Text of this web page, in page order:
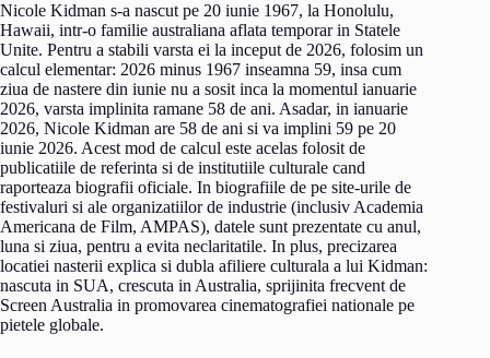
Nicole Kidman s-a nascut pe 20 iunie 1967, la Honolulu,
Hawaii, intr-o familie australiana aflata temporar in Statele
Unite. Pentru a stabili varsta ei la inceput de 2026, folosim un
calcul elementar: 2026 minus 1967 inseamna 59, insa cum
ziua de nastere din iunie nu a sosit inca la momentul ianuarie
2026, varsta implinita ramane 58 de ani. Asadar, in ianuarie
2026, Nicole Kidman are 58 de ani si va implini 59 pe 20
iunie 2026. Acest mod de calcul este acelas folosit de
publicatiile de referinta si de institutiile culturale cand
raporteaza biografii oficiale. In biografiile de pe site-urile de
festivaluri si ale organizatiilor de industrie (inclusiv Academia
Americana de Film, AMPAS), datele sunt prezentate cu anul,
luna si ziua, pentru a evita neclaritatile. In plus, precizarea
locatiei nasterii explica si dubla afiliere culturala a lui Kidman:
nascuta in SUA, crescuta in Australia, sprijinita frecvent de
Screen Australia in promovarea cinematografiei nationale pe
pietele globale.